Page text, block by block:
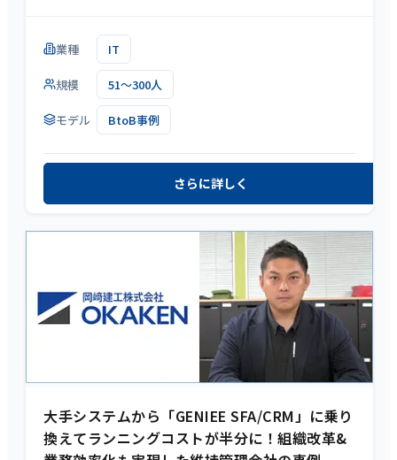
業種 IT
規模 51～300人
モデル BtoB事例
さらに詳しく
大手システムから「GENIEE SFA/CRM」に乗り
換えてランニングコストが半分に！組織改革&